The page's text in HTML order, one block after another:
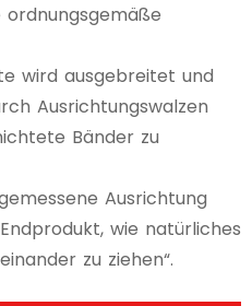
ordnungsgemäße
wird ausgebreitet und
Ausrichtungswalzen
Bänder zu
Ausrichtung
wie natürliches
zu ziehen“.